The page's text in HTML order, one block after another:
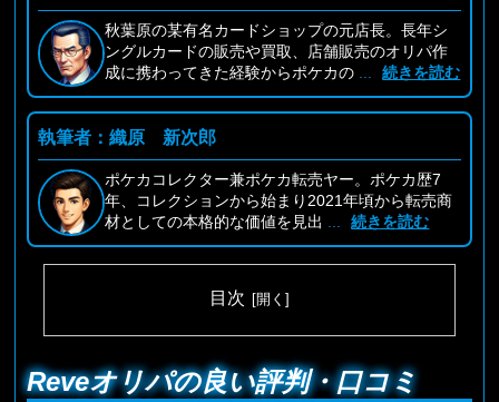
秋葉原の某有名カードショップの元店長。長年シ
ングルカードの販売や買取、店舗販売のオリパ作
成に携わってきた経験からポケカの ... 続きを読む
執筆者：織原 新次郎
ポケカコレクター兼ポケカ転売ヤー。ポケカ歴7
年、コレクションから始まり2021年頃から転売商
材としての本格的な価値を見出 ... 続きを読む
目次
Reveオリパの良い評判・口コミ